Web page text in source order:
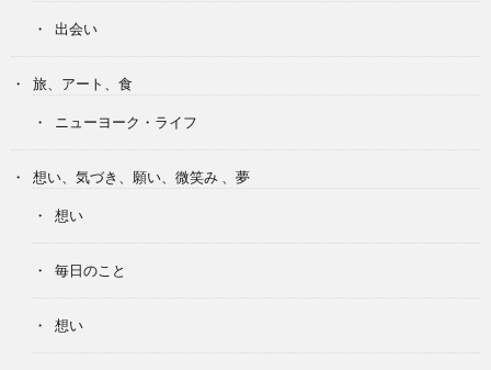
出会い
旅、アート、食
ニューヨーク・ライフ
想い、気づき、願い、微笑み 、夢
想い
毎日のこと
想い